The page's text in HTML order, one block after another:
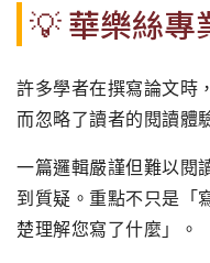
💡 華樂絲專
許多學者在撰寫論文時
而忽略了讀者的閱讀體
一篇邏輯嚴謹但難以閱
到質疑。重點不只是「
楚理解您寫了什麼」。